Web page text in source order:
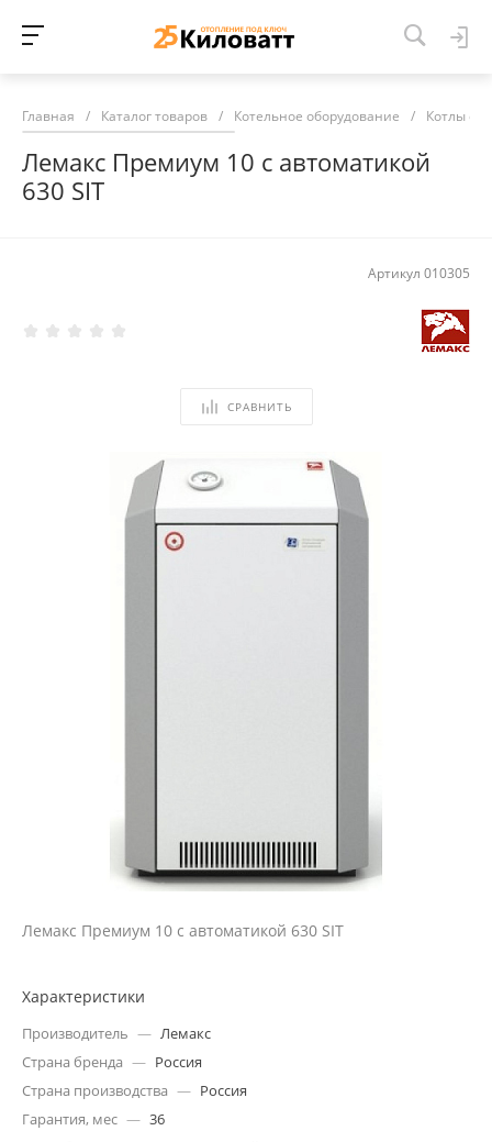
Главная / Каталог товаров / Котельное оборудование / Котлы
Лемакс Премиум 10 с автоматикой
630 SIT
Артикул 010305
СРАВНИТЬ
Лемакс Премиум 10 с автоматикой 630 SIT
Характеристики
Производитель — Лемакс
Страна бренда — Россия
Страна производства — Россия
Гарантия, мес — 36